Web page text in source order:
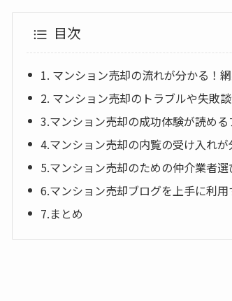
目次
1. マンション売却の流れが分かる！
2. マンション売却のトラブルや失敗
3.マンション売却の成功体験が読め
4.マンション売却の内覧の受け入れ
5.マンション売却のための仲介業者
6.マンション売却ブログを上手に利
7.まとめ